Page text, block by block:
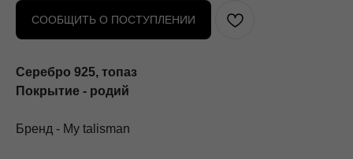
СООБЩИТЬ О ПОСТУПЛЕНИИ
Серебро 925, топаз
Покрытие - родий
Бренд - My talisman